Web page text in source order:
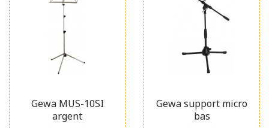
Gewa MUS-10SI
argent
Gewa support micro
bas